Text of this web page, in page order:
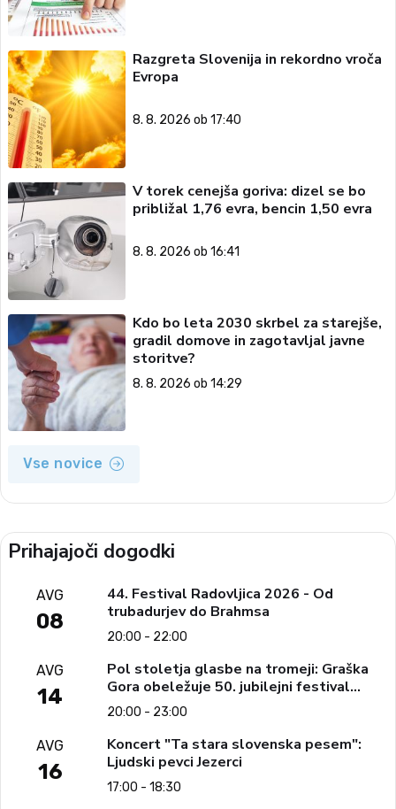
Razgreta Slovenija in rekordno vroča
Evropa
8. 8. 2026 ob 17:40
V torek cenejša goriva: dizel se bo
približal 1,76 evra, bencin 1,50 evra
8. 8. 2026 ob 16:41
Kdo bo leta 2030 skrbel za starejše,
gradil domove in zagotavljal javne
storitve?
8. 8. 2026 ob 14:29
Vse novice
Prihajajoči dogodki
AVG
08
44. Festival Radovljica 2026 - Od
trubadurjev do Brahmsa
20:00 - 22:00
AVG
14
Pol stoletja glasbe na tromeji: Graška
Gora obeležuje 50. jubilejni festival
narodno-zabavne glasbe
20:00 - 23:00
AVG
16
Koncert "Ta stara slovenska pesem":
Ljudski pevci Jezerci
17:00 - 18:30